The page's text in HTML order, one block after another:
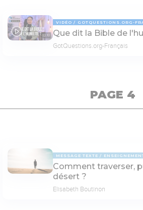
03:10
VIDÉO GOTQUESTIONS.ORG-
Que dit la Bible de
GotQuestions.org-Français
PAGE 4
MESSAGE TEXTE
Comment traverser,
désert ?
Elisabeth Boutinon